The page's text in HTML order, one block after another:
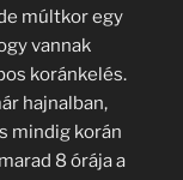
múltkor egy
vannak
koránkelés.
hajnalban,
mindig korán
8 órája a